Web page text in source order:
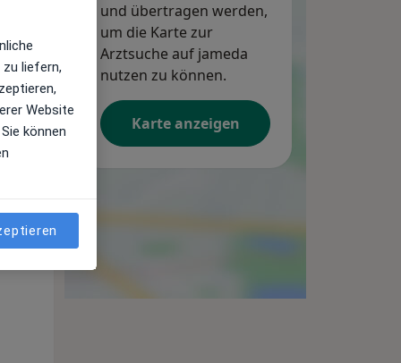
und übertragen werden,
um die Karte zur
Arztsuche auf jameda
nutzen zu können.
Karte anzeigen
liefern,
Website
können